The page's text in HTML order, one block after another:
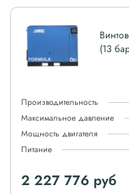
(13
Производительность
Максимальное давление
Мощность двигателя
Питание
2 227 776 руб